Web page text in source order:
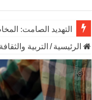
التهديد الصامت:
الرئيسية / التربية والثقافة